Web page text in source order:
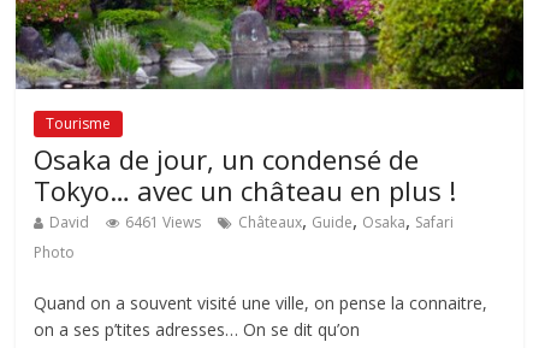
Tourisme
Osaka de jour, un condensé de
Tokyo… avec un château en plus !
David 6461 Views Châteaux, Guide, Osaka, Safari
Photo
Quand on a souvent visité une ville, on pense la connaitre,
on a ses p’tites adresses… On se dit qu’on